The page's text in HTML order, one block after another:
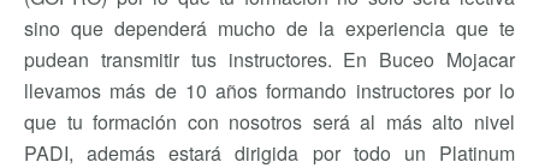
sino que dependerá mucho de la experiencia que te
pudean transmitir tus instructores. En Buceo Mojacar
llevamos más de 10 años formando instructores por lo
que tu formación con nosotros será al más alto nivel
PADI, además estará dirigida por todo un Platinum